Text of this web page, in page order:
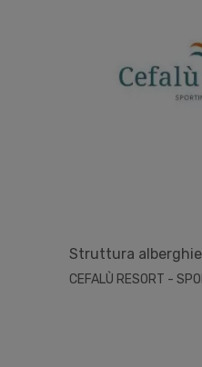
Struttura
CEFALÙ RESORT -